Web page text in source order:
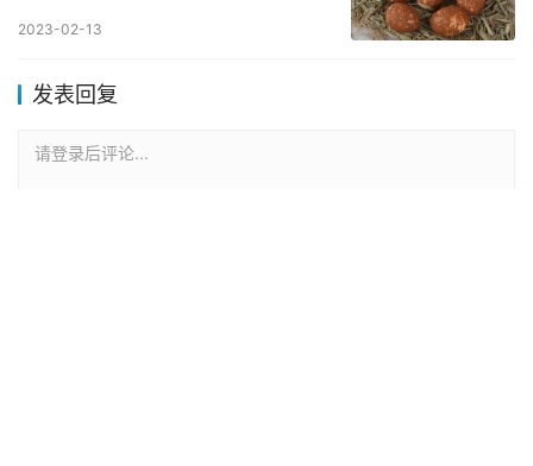
2023-02-13
发表回复
请登录后评论...